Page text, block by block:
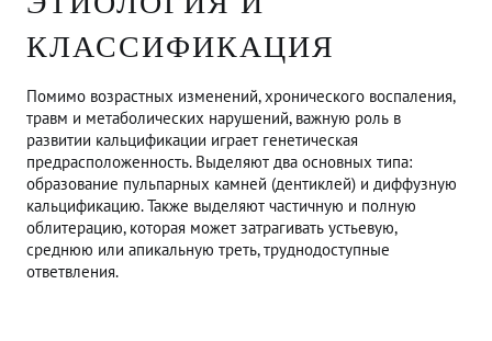
КЛАССИФИКАЦИЯ
Помимо возрастных изменений, хронического воспаления,
травм и метаболических нарушений, важную роль в
развитии кальцификации играет генетическая
предрасположенность. Выделяют два основных типа:
образование пульпарных камней (дентиклей) и диффузную
кальцификацию. Также выделяют частичную и полную
облитерацию, которая может затрагивать устьевую,
среднюю или апикальную треть, труднодоступные
ответвления.